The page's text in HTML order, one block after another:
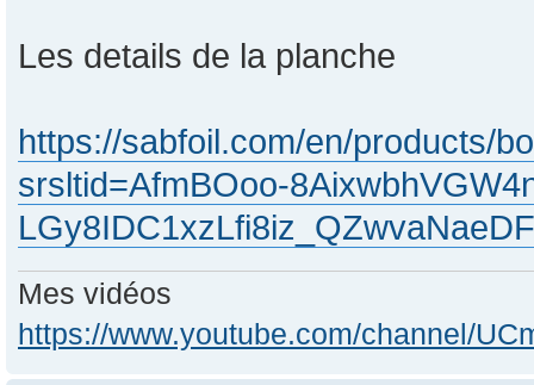
Les details de la planche
https://sabfoil.com/en/products/
srsltid=AfmBOoo-
LGy8IDC1xzLfi8iz_QZwvaNaeDF
Mes vidéos
https://www.youtube.com/channel/